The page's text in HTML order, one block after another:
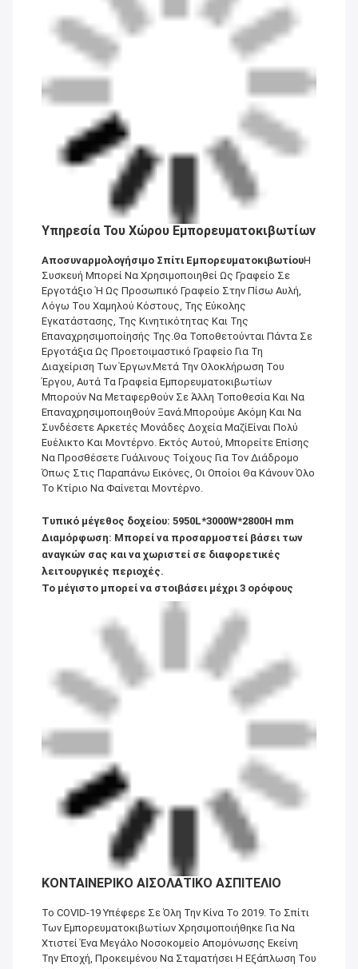
Υπηρεσία Του Χώρου Εμπορευματοκιβωτίων
Αποσυναρμολογήσιμο Σπίτι ΕμπορευματοκιβωτίουΗ
Συσκευή Μπορεί Να Χρησιμοποιηθεί Ως Γραφείο Σε
Εργοτάξιο Ή Ως Προσωπικό Γραφείο Στην Πίσω Αυλή,
Λόγω Του Χαμηλού Κόστους, Της Εύκολης
Εγκατάστασης, Της Κινητικότητας Και Της
Επαναχρησιμοποίησής Της.Θα Τοποθετούνται Πάντα Σε
Εργοτάξια Ως Προετοιμαστικό Γραφείο Για Τη
Διαχείριση Των Έργων.Μετά Την Ολοκλήρωση Του
Έργου, Αυτά Τα Γραφεία Εμπορευματοκιβωτίων
Μπορούν Να Μεταφερθούν Σε Άλλη Τοποθεσία Και Να
Επαναχρησιμοποιηθούν Ξανά.Μπορούμε Ακόμη Και Να
Συνδέσετε Αρκετές Μονάδες Δοχεία ΜαζίΕίναι Πολύ
Ευέλικτο Και Μοντέρνο. Εκτός Αυτού, Μπορείτε Επίσης
Να Προσθέσετε Γυάλινους Τοίχους Για Τον Διάδρομο
Όπως Στις Παραπάνω Εικόνες, Οι Οποίοι Θα Κάνουν Όλο
Το Κτίριο Να Φαίνεται Μοντέρνο.
Τυπικό μέγεθος δοχείου: 5950L*3000W*2800H mm
Διαμόρφωση: Μπορεί να προσαρμοστεί βάσει των
αναγκών σας και να χωριστεί σε διαφορετικές
λειτουργικές περιοχές.
Το μέγιστο μπορεί να στοιβάσει μέχρι 3 ορόφους
ΚΟΝΤΑΙΝΕΡΙΚΟ ΑΙΣΟΛΑΤΙΚΟ ΑΣΠΙΤΕΛΙΟ
Το COVID-19 Υπέφερε Σε Όλη Την Κίνα Το 2019. Το Σπίτι
Των Εμπορευματοκιβωτίων Χρησιμοποιήθηκε Για Να
Χτιστεί Ένα Μεγάλο Νοσοκομείο Απομόνωσης Εκείνη
Την Εποχή, Προκειμένου Να Σταματήσει Η Εξάπλωση Του